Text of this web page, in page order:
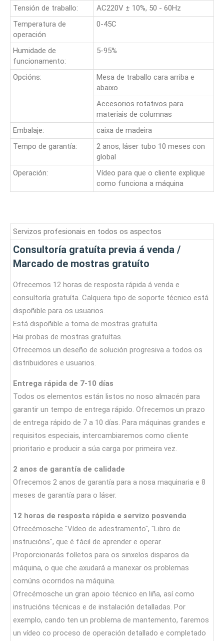
Tensión de traballo:
AC220V ± 10%, 50 - 60Hz
Temperatura de
operación
0-45C
Humidade de
funcionamento:
5-95%
Opcións:
Mesa de traballo cara arriba e
abaixo
Accesorios rotativos para
materiais de columnas
Embalaje:
caixa de madeira
Tempo de garantía:
2 anos, láser tubo 10 meses con
global
Operación:
Vídeo para que o cliente explique
como funciona a máquina
Servizos profesionais en todos os aspectos
Consultoría gratuíta previa á venda /
Marcado de mostras gratuíto
Ofrecemos 12 horas de resposta rápida á venda e
consultoría gratuíta. Calquera tipo de soporte técnico está
dispoñible para os usuarios.
Está dispoñible a toma de mostras gratuíta.
Hai probas de mostras gratuítas.
Ofrecemos un deseño de solución progresiva a todos os
distribuidores e usuarios.
Entrega rápida de 7-10 días
Todos os elementos están listos no noso almacén para
garantir un tempo de entrega rápido. Ofrecemos un prazo
de entrega rápido de 7 a 10 días. Para máquinas grandes e
requisitos especiais, intercambiaremos como cliente
prioritario e producir a súa carga por primeira vez.
2 anos de garantía de calidade
Ofrecemos 2 anos de garantía para a nosa maquinaria e 8
meses de garantía para o láser.
12 horas de resposta rápida e servizo posvenda
Ofrecémosche "Vídeo de adestramento", "Libro de
instrucións", que é fácil de aprender e operar.
Proporcionarás folletos para os sinxelos disparos da
máquina, o que che axudará a manexar os problemas
comúns ocorridos na máquina.
Ofrecémosche un gran apoio técnico en liña, así como
instrucións técnicas e de instalación detalladas. Por
exemplo, cando ten un problema de mantemento, faremos
un vídeo co proceso de operación detallado e completado